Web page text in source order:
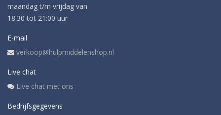
maandag t/m vrijdag van
18:30 tot 21:00 uur
E-mail
verkoop@hulpmiddelenshop.nl
Live chat
Live chat met ons
Bedrijfsgegevens